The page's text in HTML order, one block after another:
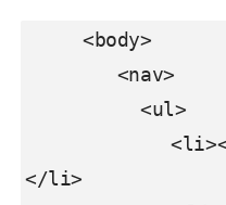
     <body>
          <ul>
            <li><a href="#">ホーム</a>
</li>